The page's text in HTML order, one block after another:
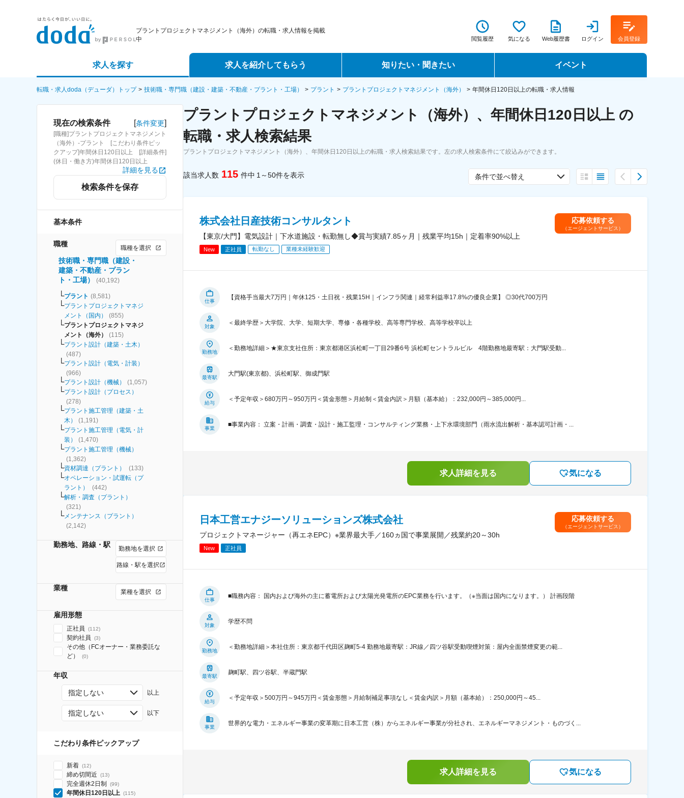
プラントプロジェクトマネジメント（海外）の転職・求人情報を掲載
中
閲覧履歴 気になる Web履歴書 ログイン 会員登録
求人を探す
詳細条件から探す
求人特集から探す
求人を紹介してもらう
エージェントサービス
スカウトサービス
パートナーエージェントサービス
知りたい・聞きたい
転職ノウハウ
データで見る転職
イベント
転職イベント・転職セミナー
転職フェア
転職・求人doda（デューダ）トップ 技術職・専門職（建設・建築・不動産・プラント・工場） プラント プラントプロジェクトマネジメント（海外） 年間休日120日以上の転職・求人情報
現在の検索条件 [条件変更]
[職種]プラントプロジェクトマネジメント
（海外）-プラント [こだわり条件ピッ
クアップ]年間休日120日以上 [詳細条件]
(休日・働き方)年間休日120日以上
詳細を見る
検索条件を保存
基本条件
職種 職種を選択
技術職・専門職（建設・
建築・不動産・プラン
ト・工場）
(40,192)
プラント (8,581)
プラントプロジェクトマネジ
メント（国内）
(855)
プラントプロジェクトマネジ
メント（海外）
(115)
プラント設計（建築・土木）
(487)
プラント設計（電気・計装）
(966)
プラント設計（機械）
(1,057)
プラント設計（プロセス）
(278)
プラント施工管理（建築・土
木）
(1,191)
プラント施工管理（電気・計
装）
(1,470)
プラント施工管理（機械）
(1,362)
資材調達（プラント）
(133)
オペレーション・試運転（プ
ラント）
(442)
解析・調査（プラント）
(321)
メンテナンス（プラント）
(2,142)
勤務地、路線・駅 勤務地を選択
路線・駅を選択
業種 業種を選択
雇用形態
正社員 (112)
契約社員 (3)
その他（FCオーナー・業務委託な
ど）
(0)
年収
指定しない 以上
指定しない 以下
こだわり条件ピックアップ
新着 (12)
締め切間近 (13)
完全週休2日制 (99)
年間休日120日以上 (115)
プラントプロジェクトマネジメント（海外）、年間休日120日以上 の
転職・求人検索結果
プラントプロジェクトマネジメント（海外）、年間休日120日以上の転職・求人検索結果です。左の求人検索条件にて絞込みができます。
該当求人数 115 件中 1～50件を表示 条件で並べ替え
株式会社日産技術コンサルタント
【東京/大門】電気設計｜下水道施設・転勤無し◆賞与実績7.85ヶ月｜残業平均15h｜定着率90%以上
New 正社員 転勤なし 業種未経験歓迎
応募依頼する
（エージェントサービス）
仕事
【資格手当最大7万円｜年休125・土日祝・残業15H｜インフラ関連｜経常利益率17.8%の優良企業】 ◎30代700万円
対象
＜最終学歴＞大学院、大学、短期大学、専修・各種学校、高等専門学校、高等学校卒以上
勤務地
＜勤務地詳細＞★東京支社住所：東京都港区浜松町一丁目29番6号 浜松町セントラルビル 4階勤務地最寄駅：大門駅受動...
最寄駅
大門駅(東京都)、浜松町駅、御成門駅
給与
＜予定年収＞680万円～950万円＜賃金形態＞月給制＜賃金内訳＞月額（基本給）：232,000円～385,000円...
事業
■事業内容： 立案・計画・調査・設計・施工監理・コンサルティング業務・上下水環境部門（雨水流出解析・基本認可計画・...
求人詳細を見る 気になる
日本工営エナジーソリューションズ株式会社
プロジェクトマネージャー（再エネEPC）※業界最大手／160ヵ国で事業展開／残業約20～30h
New 正社員
応募依頼する
（エージェントサービス）
仕事
■職務内容： 国内および海外の主に蓄電所および太陽光発電所のEPC業務を行います。（※当面は国内になります。） 計画段階
対象
学歴不問
勤務地
＜勤務地詳細＞本社住所：東京都千代田区麹町5-4 勤務地最寄駅：JR線／四ツ谷駅受動喫煙対策：屋内全面禁煙変更の範...
最寄駅
麹町駅、四ツ谷駅、半蔵門駅
給与
＜予定年収＞500万円～945万円＜賃金形態＞月給制補足事項なし＜賃金内訳＞月額（基本給）：250,000円～45...
事業
世界的な電力・エネルギー事業の変革期に日本工営（株）からエネルギー事業が分社され、エネルギーマネジメント・ものづく...
求人詳細を見る 気になる